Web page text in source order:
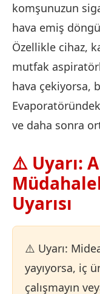
komşunuzun
hava emiş
Özellikle cihaz,
mutfak
hava çekiyorsa,
ve daha sonra
⚠️ Uyarı:
Uyarısı
⚠️ Uyarı:
yayıyorsa, iç
çalışmayın